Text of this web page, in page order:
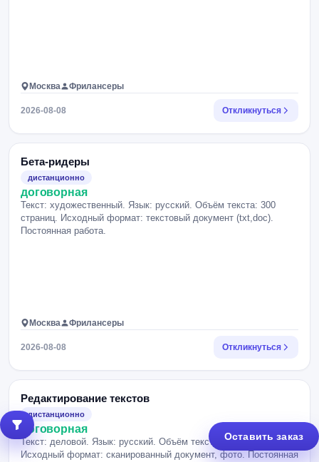
Москва Фрилансеры
2026-08-08 Откликнуться
Бета-ридеры
дистанционно
договорная
Текст: художественный. Язык: русский. Объём текста: 300
страниц. Исходный формат: текстовый документ (txt,doc).
Постоянная работа.
Москва Фрилансеры
2026-08-08 Откликнуться
Редактирование текстов
дистанционно
договорная
Текст: деловой. Язык: русский. Объём текста: 2 страницы.
Исходный формат: сканированный документ, фото. Постоянная
Оставить заказ